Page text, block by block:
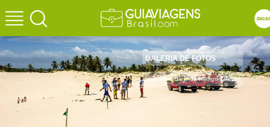
GALERIA DE FOTOS
Veja fotos da linda Mangue Seco!